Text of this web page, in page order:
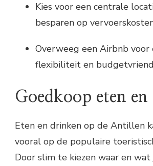
Kies voor een centrale
besparen op
Overweeg een Airbnb voor
flexibiliteit en
Goedkoop eten
Eten en drinken op de Antillen
vooral op de populaire
Door slim te kiezen waar en